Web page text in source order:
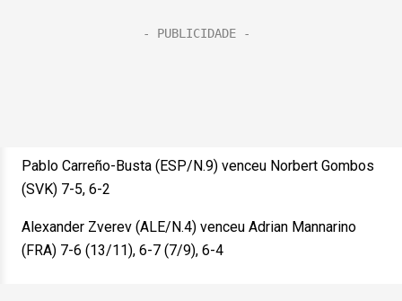
Pablo Carreño-Busta (ESP/N.9) venceu Norbert Gombos
(SVK) 7-5, 6-2
Alexander Zverev (ALE/N.4) venceu Adrian Mannarino
(FRA) 7-6 (13/11), 6-7 (7/9), 6-4